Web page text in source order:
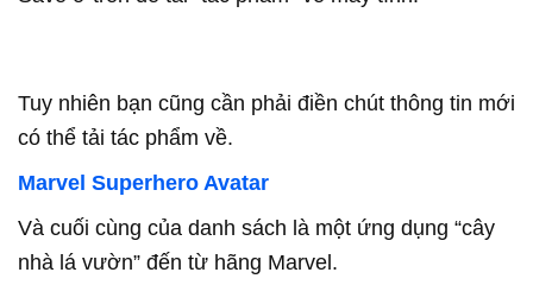
Tuy nhiên bạn cũng cần phải điền chút thông tin mới
có thể tải tác phẩm về.
Marvel Superhero Avatar
Và cuối cùng của danh sách là một ứng dụng “cây
nhà lá vườn” đến từ hãng Marvel.